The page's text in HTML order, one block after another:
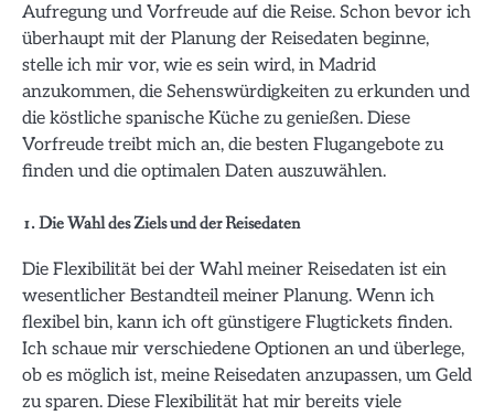
Aufregung und Vorfreude auf die Reise. Schon bevor ich
überhaupt mit der Planung der Reisedaten beginne,
stelle ich mir vor, wie es sein wird, in Madrid
anzukommen, die Sehenswürdigkeiten zu erkunden und
die köstliche spanische Küche zu genießen. Diese
Vorfreude treibt mich an, die besten Flugangebote zu
finden und die optimalen Daten auszuwählen.
1. Die Wahl des Ziels und der Reisedaten
Die Flexibilität bei der Wahl meiner Reisedaten ist ein
wesentlicher Bestandteil meiner Planung. Wenn ich
flexibel bin, kann ich oft günstigere Flugtickets finden.
Ich schaue mir verschiedene Optionen an und überlege,
ob es möglich ist, meine Reisedaten anzupassen, um Geld
zu sparen. Diese Flexibilität hat mir bereits viele